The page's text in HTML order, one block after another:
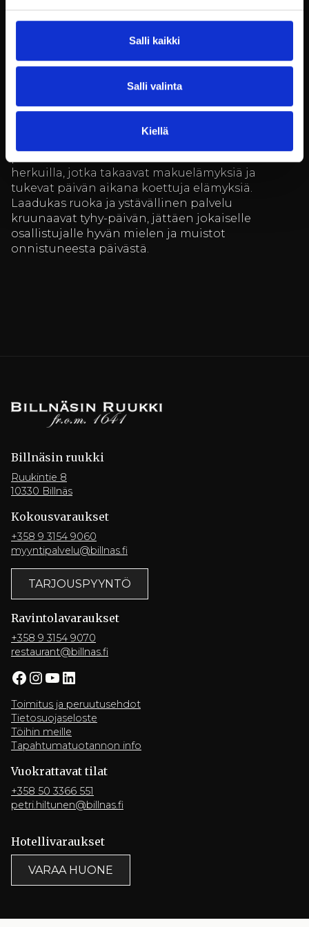
Salli kaikki
Salli valinta
Kiellä
tekemistä on takana, Billnäsin ruukin hotellin
majoituspalvelut tarjoavat täydellisen paikan
rentoutumiseen. Jokainen hotellihuone on
sisustettu huolella ja yksilöllisesti, mikä takaa
rauhallisen ja viihtyisän yöpymiskokemuksen.
Huoneistot puolestaan sopivat erinomaisesti
pienemmille ryhmille tai niille, jotka kaipaavat
lisää tilaa ja yksityisyyttä.
herkuilla, jotka takaavat makuelämyksiä ja
tukevat päivän aikana koettuja elämyksiä.
Laadukas ruoka ja ystävällinen palvelu
kruunaavat tyhy-päivän, jättäen jokaiselle
osallistujalle hyvän mielen ja muistot
onnistuneesta päivästä.
Billnäsin ruukki
Ruukintie 8
10330 Billnäs
Kokousvaraukset
+358 9 3154 9060
myyntipalvelu@billnas.fi
TARJOUSPYYNTÖ
Ravintola­varaukset
+358 9 3154 9070
restaurant@billnas.fi
Facebook InstagramYouTube LinkedIn
Toimitus ja peruutusehdot
Tietosuojaseloste
Töihin meille
Tapahtumatuotannon info
Vuokrattavat tilat
+358 50 3366 551
petri.hiltunen@billnas.fi
Hotelli­varaukset
VARAA HUONE